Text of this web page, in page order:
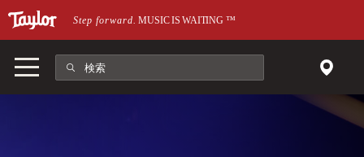
メインページにスキップ
Step forward. MUSIC IS WAITING™